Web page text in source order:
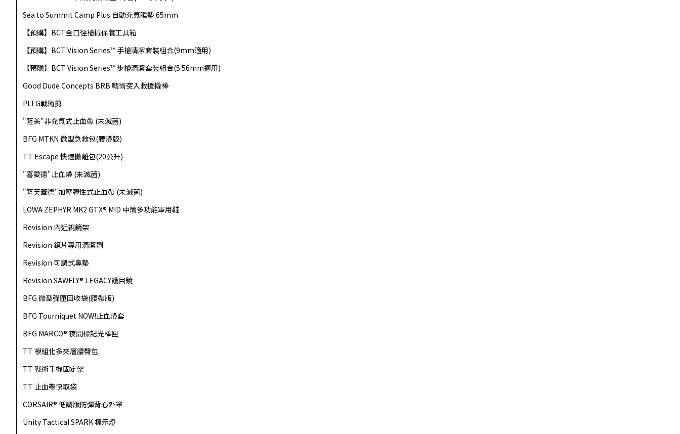
Sea to Summit Camp Plus 自動充氣睡墊 65mm
【預購】BCT全口徑槍械保養工具箱
【預購】BCT Vision Series™ 手槍清潔套裝組合(9mm適用)
【預購】BCT Vision Series™ 步槍清潔套裝組合(5.56mm適用)
Good Dude Concepts BRB 戰術突入救援撬棒
PLTG戰術剪
"薩美"非充氣式止血帶 (未滅菌)
BFG MTKN 微型急救包(腰帶版)
TT Escape 快速撤離包(20公升)
"喜愛德"止血帶 (未滅菌)
"薩芙蓋德"加壓彈性式止血帶 (未滅菌)
LOWA ZEPHYR MK2 GTX® MID 中筒多功能軍用鞋
Revision 內近視鏡架
Revision 鏡片專用清潔劑
Revision 可調式鼻墊
Revision SAWFLY® LEGACY護目鏡
BFG 微型彈匣回收袋(腰帶版)
BFG Tourniquet NOW!止血帶套
BFG MARCO® 夜間標記光棒匣
TT 模組化多夾層腰臀包
TT 戰術手機固定架
TT 止血帶快取袋
CORSAIR® 低調版防彈背心外罩
Unity Tactical SPARK 標示燈